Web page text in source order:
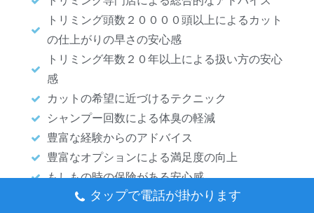
トリミング頭数２００００頭以上によるカット
の仕上がりの早さの安心感
トリミング年数２０年以上による扱い方の安心
感
カットの希望に近づけるテクニック
シャンプー回数による体臭の軽減
豊富な経験からのアドバイス
豊富なオプションによる満足度の向上
もしもの時の保険がある安心感
タップで電話が掛かります